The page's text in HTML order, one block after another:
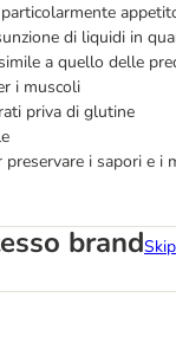
di liquidi in
simile a quello delle
i muscoli
priva di glutine
preservare i sapori e i
brand